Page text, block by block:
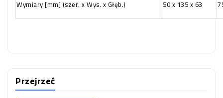
Wymiary [mm] (szer. x Wys. x Głęb.)
50 x 135 x 63
Przejrzeć